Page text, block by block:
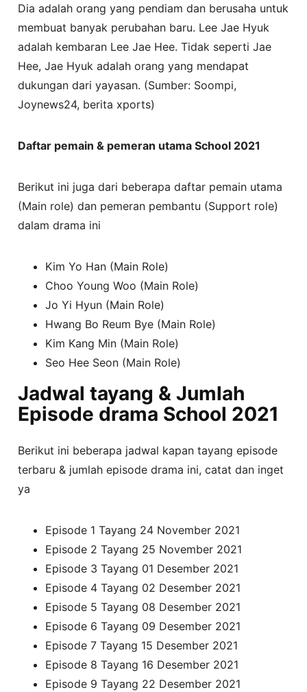
Dia adalah orang yang pendiam dan berusaha untuk
membuat banyak perubahan baru. Lee Jae Hyuk
adalah kembaran Lee Jae Hee. Tidak seperti Jae
Hee, Jae Hyuk adalah orang yang mendapat
dukungan dari yayasan. (Sumber: Soompi,
Joynews24, berita xports)
Daftar pemain & pemeran utama School 2021
Berikut ini juga dari beberapa daftar pemain utama
(Main role) dan pemeran pembantu (Support role)
dalam drama ini
Kim Yo Han (Main Role)
Choo Young Woo (Main Role)
Jo Yi Hyun (Main Role)
Hwang Bo Reum Bye (Main Role)
Kim Kang Min (Main Role)
Seo Hee Seon (Main Role)
Jadwal tayang & Jumlah
Episode drama School 2021
Berikut ini beberapa jadwal kapan tayang episode
terbaru & jumlah episode drama ini, catat dan inget
ya
Episode 1 Tayang 24 November 2021
Episode 2 Tayang 25 November 2021
Episode 3 Tayang 01 Desember 2021
Episode 4 Tayang 02 Desember 2021
Episode 5 Tayang 08 Desember 2021
Episode 6 Tayang 09 Desember 2021
Episode 7 Tayang 15 Desember 2021
Episode 8 Tayang 16 Desember 2021
Episode 9 Tayang 22 Desember 2021